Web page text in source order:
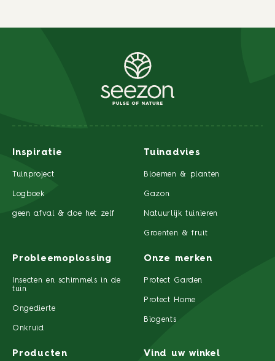
Inspiratie
Tuinproject
Logboek
geen afval & doe het zelf
Tuinadvies
Bloemen & planten
Gazon
Natuurlijk tuinieren
Groenten & fruit
Probleemoplossing
Insecten en schimmels in de
tuin
Ongedierte
Onkruid
Onze merken
Protect Garden
Protect Home
Biogents
Producten
Vind uw winkel